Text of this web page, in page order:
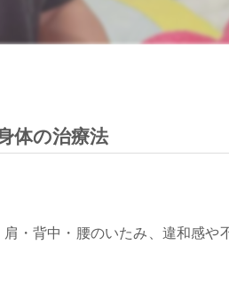
体の治療法
・背中・腰のいたみ、違和感や